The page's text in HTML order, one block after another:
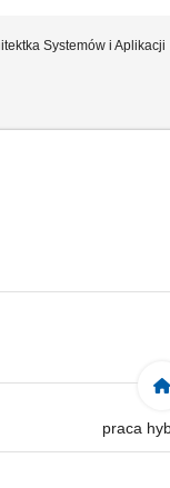
Systemów i Aplikacji
praca